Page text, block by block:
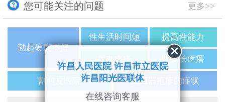
您可能关注的问题 更多>>
勃起硬度不好
性生活时间短 提高性能力
睾丸疼痛 阴茎长疙瘩
割包皮医院 生殖器疱疹的症状
许昌人民医院 许昌市立医院
许昌阳光医联体
在线咨询客服